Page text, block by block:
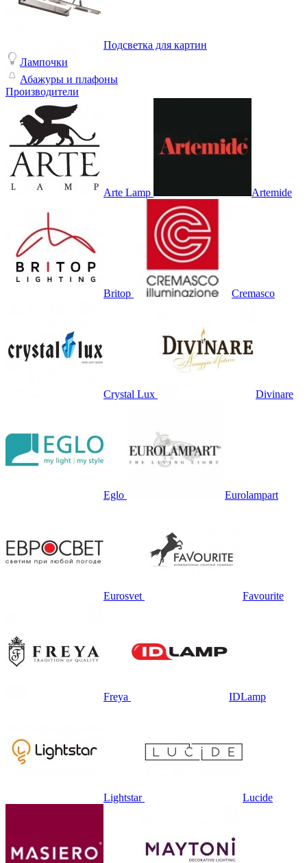
Подсветка для картин
Лампочки
Абажуры и плафоны
Производители
Arte Lamp Artemide
Britop Cremasco
Crystal Lux Divinare
Eglo Eurolampart
Eurosvet Favourite
Freya IDLamp
Lightstar Lucide